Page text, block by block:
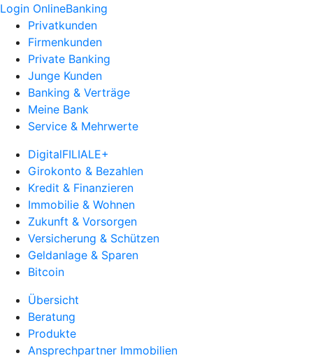
Login OnlineBanking
Privatkunden
Firmenkunden
Private Banking
Junge Kunden
Banking & Verträge
Meine Bank
Service & Mehrwerte
DigitalFILIALE+
Girokonto & Bezahlen
Kredit & Finanzieren
Immobilie & Wohnen
Zukunft & Vorsorgen
Versicherung & Schützen
Geldanlage & Sparen
Bitcoin
Übersicht
Beratung
Produkte
Ansprechpartner Immobilien